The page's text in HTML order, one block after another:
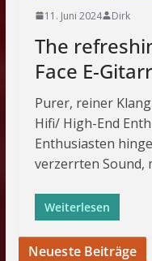
11. Juni 2024 Dirk
The
Face E-
Purer, reiner
Hifi/ High-End
Enthusiasten
verzerrten Sound,
Weiterlesen
Neueste Beiträge